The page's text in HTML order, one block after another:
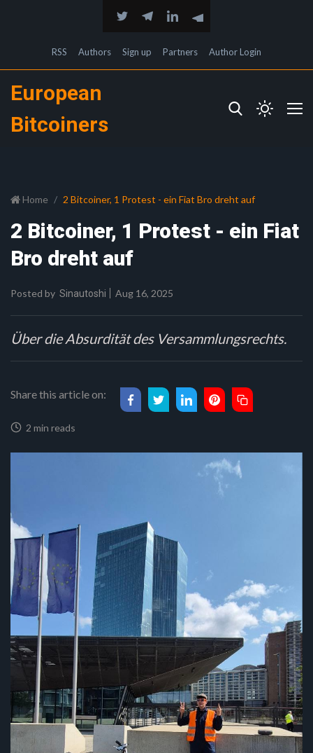
RSS Authors Sign up Partners Author Login
European
Bitcoiners
Home 2 Bitcoiner, 1 Protest - ein Fiat Bro dreht auf
2 Bitcoiner, 1 Protest - ein Fiat
Bro dreht auf
Posted by Sinautoshi Aug 16, 2025
Über die Absurdität des Versammlungsrechts.
Share this article on:
2 min reads